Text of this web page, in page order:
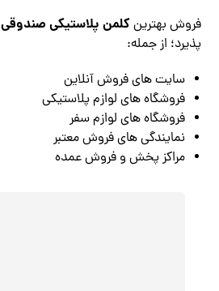
فروش بهترینکلمن پلاستیکی صندوقی
پذیرد؛ از جمله:
سایت های فروش آنلاین
فروشگاه های لوازم پلاستیکی
فروشگاه های لوازم سفر
نمایندگی های فروش معتبر
مراکز پخش و فروش عمده